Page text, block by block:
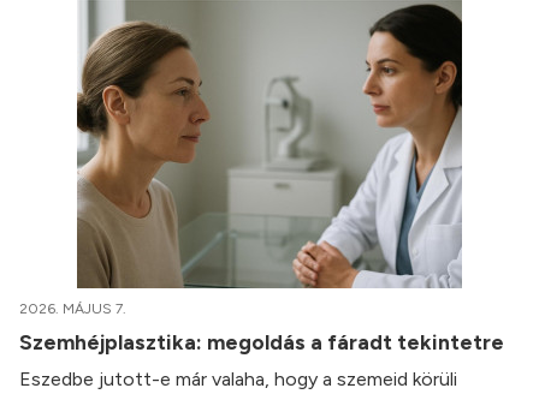
2026. MÁJUS 7.
Szemhéjplasztika: megoldás a fáradt tekintetre
Eszedbe jutott-e már valaha, hogy a szemeid körüli